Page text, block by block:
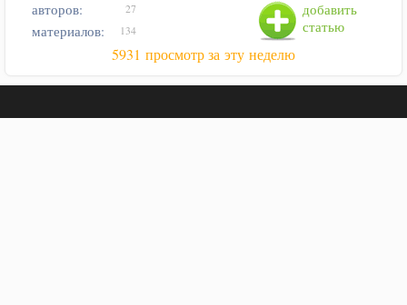
добавить
статью
авторов: 27
материалов: 134
5931 просмотр за эту неделю